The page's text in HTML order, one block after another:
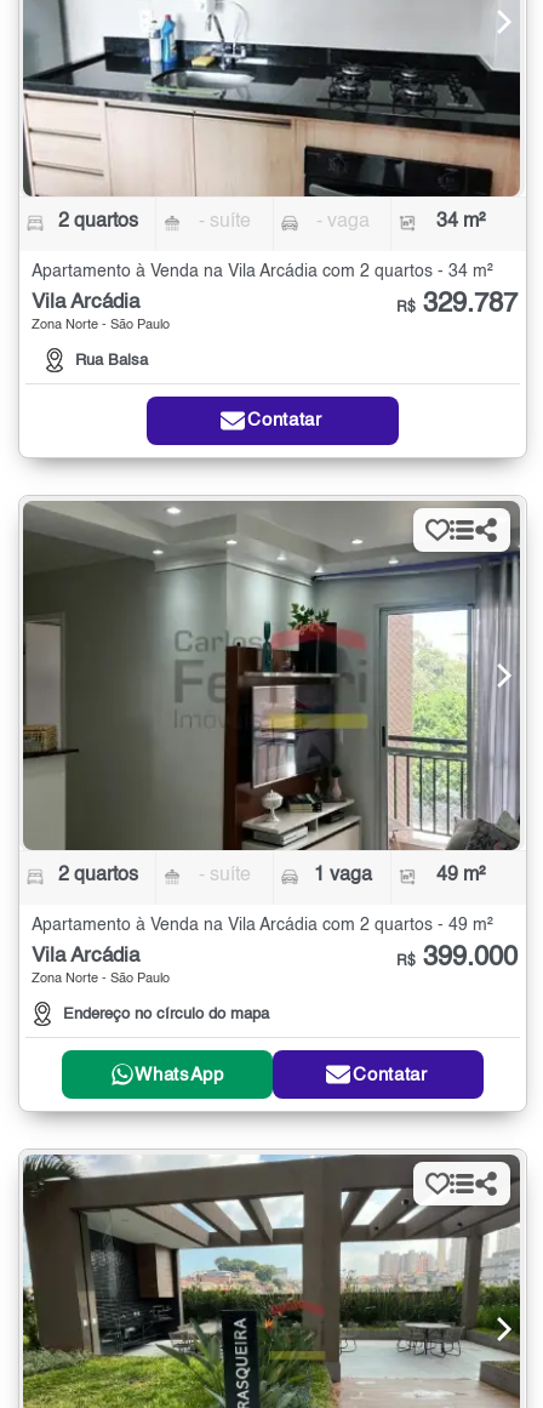
2 quartos - suíte - vaga 34 m²
Apartamento à Venda na Vila Arcádia com 2 quartos - 34 m²
Vila Arcádia
Zona Norte - São Paulo
Rua Balsa
R$ 329.787
Contatar
2 quartos - suíte 1 vaga 49 m²
Apartamento à Venda na Vila Arcádia com 2 quartos - 49 m²
Vila Arcádia
Zona Norte - São Paulo
Endereço no círculo do mapa
R$ 399.000
WhatsApp Contatar